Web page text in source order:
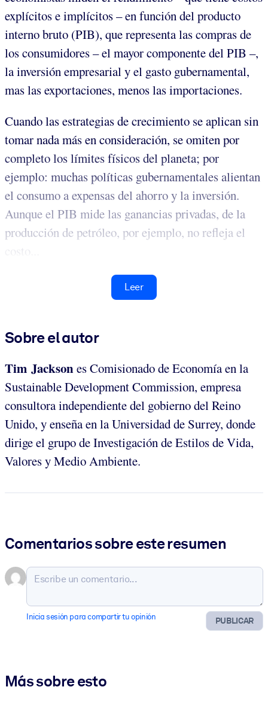
explícitos e implícitos – en función del producto
interno bruto (PIB), que representa las compras de
los consumidores – el mayor componente del PIB –,
la inversión empresarial y el gasto gubernamental,
mas las exportaciones, menos las importaciones.
Cuando las estrategias de crecimiento se aplican sin
tomar nada más en consideración, se omiten por
completo los límites físicos del planeta; por
ejemplo: muchas políticas gubernamentales alientan
el consumo a expensas del ahorro y la inversión.
Aunque el PIB mide las ganancias privadas, de la
producción de petróleo, por ejemplo, no refleja el
costo...
Leer
Sobre el autor
Tim Jacksones Comisionado de Economía en la
Sustainable Development Commission, empresa
consultora independiente del gobierno del Reino
Unido, y enseña en la Universidad de Surrey, donde
dirige el grupo de Investigación de Estilos de Vida,
Valores y Medio Ambiente.
Comentarios sobre este resumen
PUBLICAR
Inicia sesión para compartir tu opinión
Más sobre esto